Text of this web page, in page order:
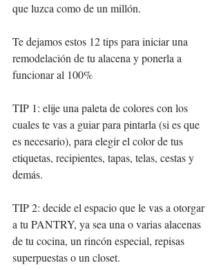
que luzca como de un millón.
Te dejamos estos 12 tips para iniciar una
remodelación de tu alacena y ponerla a
funcionar al 100%
TIP 1: elije una paleta de colores con los
cuales te vas a guiar para pintarla (si es que
es necesario), para elegir el color de tus
etiquetas, recipientes, tapas, telas, cestas y
demás.
TIP 2: decide el espacio que le vas a otorgar
a tu PANTRY, ya sea una o varias alacenas
de tu cocina, un rincón especial, repisas
superpuestas o un closet.